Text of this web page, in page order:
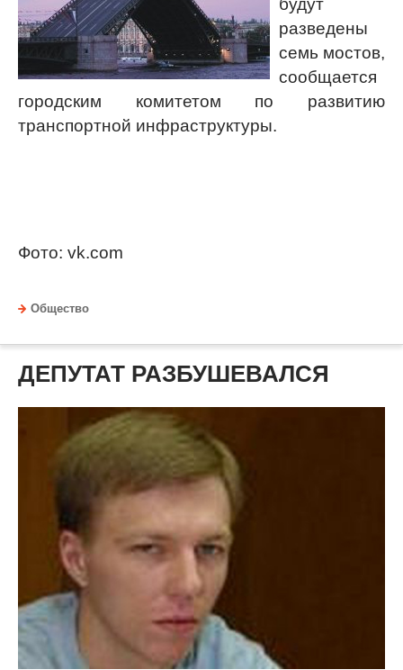
будут
разведены
семь мостов,
сообщается
городским комитетом по развитию
транспортной инфраструктуры.
Фото: vk.com
Общество
ДЕПУТАТ РАЗБУШЕВАЛСЯ